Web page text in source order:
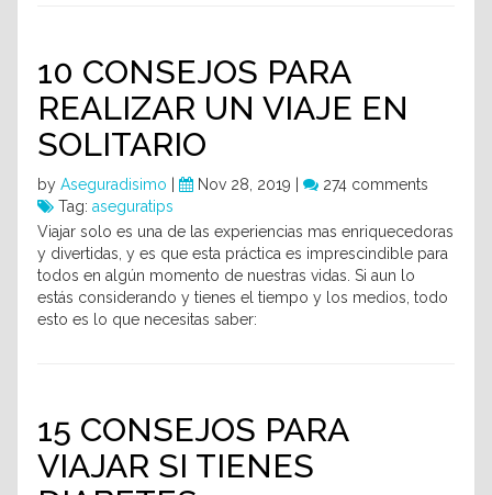
10 CONSEJOS PARA
REALIZAR UN VIAJE EN
SOLITARIO
by Aseguradisimo Nov 28, 2019 |
274 comments
Tag: aseguratips
Viajar solo es una de las experiencias mas enriquecedoras
y divertidas, y es que esta práctica es imprescindible para
todos en algún momento de nuestras vidas. Si aun lo
estás considerando y tienes el tiempo y los medios, todo
esto es lo que necesitas saber:
15 CONSEJOS PARA
VIAJAR SI TIENES